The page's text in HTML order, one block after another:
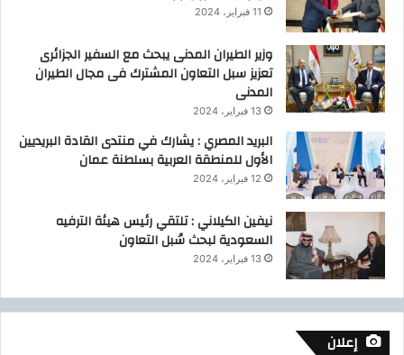
11 فبراير، 2024
وزير الطيران المدنى يبحث مع السفير الجزائرى
تعزيز سبل التعاون المشترك فى مجال الطيران
المدنى
13 فبراير، 2024
البريد المصري : يشارك في منتدى القادة البريديين
الأول للمنطقة العربية بسلطنة عمان
12 فبراير، 2024
نيفين الكيلاني : تلتقي رئيس هيئة الترفيه
السعودية لبحث سُبل التعاون
13 فبراير، 2024
إعلان